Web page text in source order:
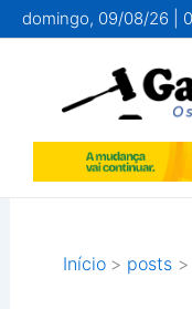
para
conteúdo
domingo, 09/08/26 |
Início posts